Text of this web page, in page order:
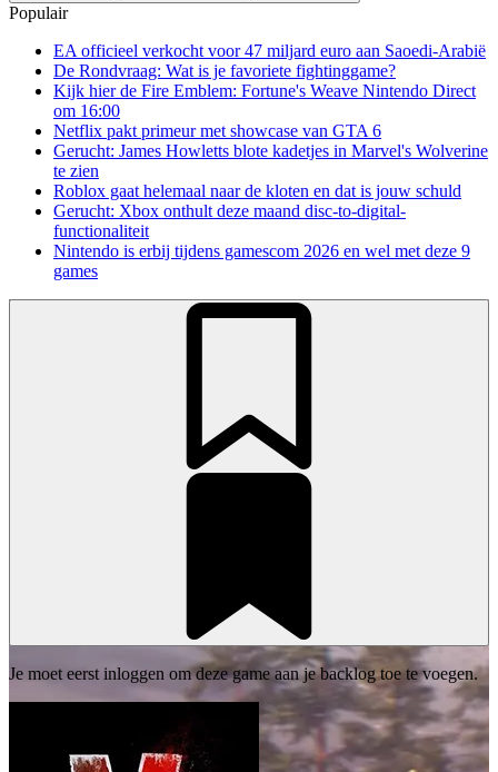
Populair
EA officieel verkocht voor 47 miljard euro aan Saoedi-Arabië
De Rondvraag: Wat is je favoriete fightinggame?
Kijk hier de Fire Emblem: Fortune's Weave Nintendo Direct
om 16:00
Netflix pakt primeur met showcase van GTA 6
Gerucht: James Howletts blote kadetjes in Marvel's Wolverine
te zien
Roblox gaat helemaal naar de kloten en dat is jouw schuld
Gerucht: Xbox onthult deze maand disc-to-digital-
functionaliteit
Nintendo is erbij tijdens gamescom 2026 en wel met deze 9
games
Je moet eerst inloggen om deze game aan je backlog toe te voegen.